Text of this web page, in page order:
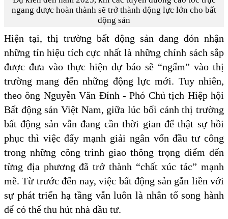
ngang được hoàn thành sẽ trở thành động lực lớn cho bất
động sản
Hiện tại, thị trường bất động sản đang đón nhận
những tín hiệu tích cực nhất là những chính sách sắp
được đưa vào thực hiện dự báo sẽ “ngấm” vào thị
trường mang đến những động lực mới. Tuy nhiên,
theo ông Nguyễn Văn Đính - Phó Chủ tịch Hiệp hội
Bất động sản Việt Nam, giữa lúc bối cảnh thị trường
bất động sản vẫn đang cần thời gian để thật sự hồi
phục thì việc đẩy mạnh giải ngân vốn đầu tư công
trong những công trình giao thông trọng điểm đến
từng địa phương đã trở thành “chất xúc tác” mạnh
mẽ. Từ trước đến nay, việc bất động sản gắn liền với
sự phát triển hạ tầng vẫn luôn là nhân tố song hành
để có thể thu hút nhà đầu tư.